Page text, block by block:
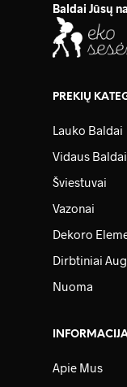
Baldai Jūsų
PREKIŲ
Lauko Baldai
Vidaus Baldai
Šviestuvai
Vazonai
Dekoro
Dirbtiniai
Nuoma
Apie Mus